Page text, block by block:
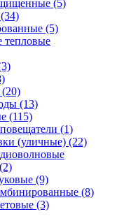
(5)
(34)
(5)
тепловые
(20)
(13)
(115)
(1)
(уличные) (22)
(2)
(9)
(8)
(3)